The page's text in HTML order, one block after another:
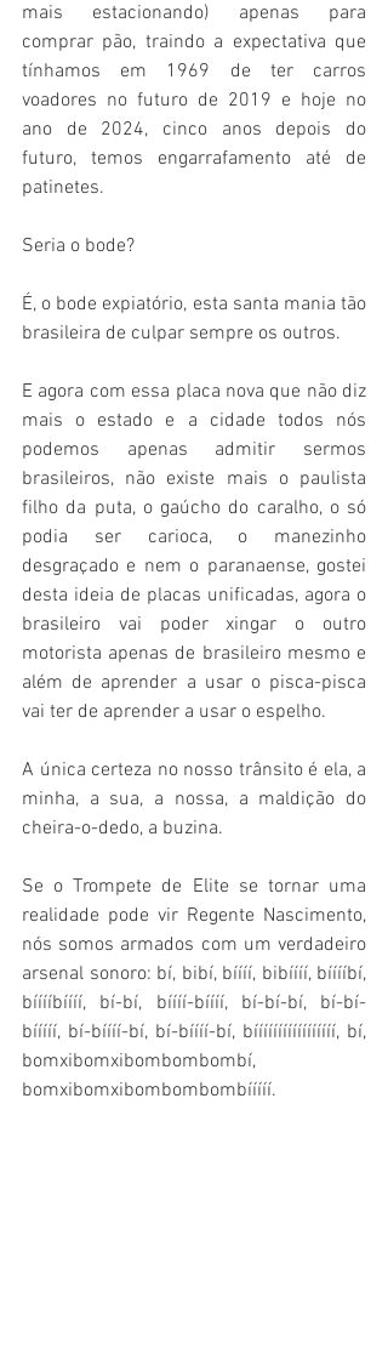
mais estacionando) apenas para
comprar pão, traindo a expectativa que
tínhamos em 1969 de ter carros
voadores no futuro de 2019 e hoje no
ano de 2024, cinco anos depois do
futuro, temos engarrafamento até de
patinetes.
Seria o bode?
É, o bode expiatório, esta santa mania tão
brasileira de culpar sempre os outros.
E agora com essa placa nova que não diz
mais o estado e a cidade todos nós
podemos apenas admitir sermos
brasileiros, não existe mais o paulista
filho da puta, o gaúcho do caralho, o só
podia ser carioca, o manezinho
desgraçado e nem o paranaense, gostei
desta ideia de placas unificadas, agora o
brasileiro vai poder xingar o outro
motorista apenas de brasileiro mesmo e
além de aprender a usar o pisca-pisca
vai ter de aprender a usar o espelho.
A única certeza no nosso trânsito é ela, a
minha, a sua, a nossa, a maldição do
cheira-o-dedo, a buzina.
Se o Trompete de Elite se tornar uma
realidade pode vir Regente Nascimento,
nós somos armados com um verdadeiro
arsenal sonoro: bí, bibí, bíííí, bibíííí, bííííbí,
bííííbíííí, bí-bí, bíííí-bíííí, bí-bí-bí, bí-bí-
bííííí, bí-bíííí-bí, bí-bíííí-bí, bííííííííííííííííí, bí,
bomxibomxibombombombí,
bomxibomxibombombombííííí.